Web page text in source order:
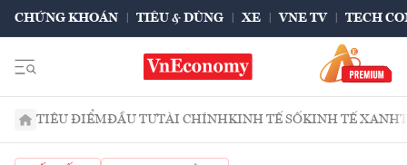
CHỨNG KHOÁN TIÊU & DÙNG XE VNE TV TECH
TIÊU ĐIỂMĐẦU TƯTÀI CHÍNHKINH TẾ SỐKINH TẾ XANH